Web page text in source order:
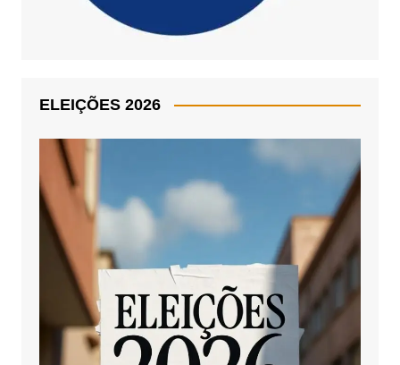
ELEIÇÕES 2026